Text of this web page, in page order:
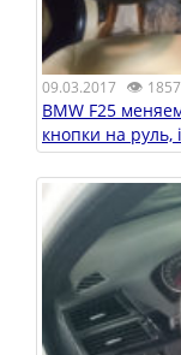
09.03.2017 👁 1857
BMW F25
кнопки на